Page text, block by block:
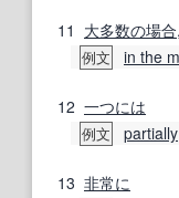
11 大多数の場合,
例文 in the
12 一つには
例文 partially
13 非常に